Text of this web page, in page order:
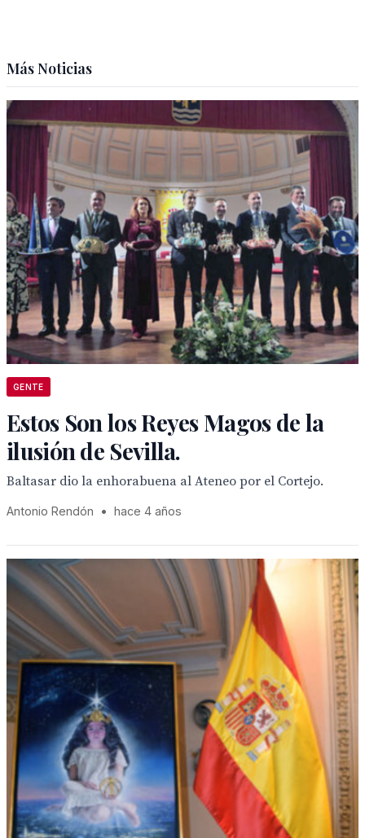
Más Noticias
GENTE
Estos Son los Reyes Magos de la
ilusión de Sevilla.
Baltasar dio la enhorabuena al Ateneo por el Cortejo.
Antonio Rendón • hace 4 años